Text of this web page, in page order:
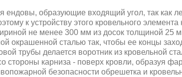
ендовы, образующие входящий угол, так как
к устройству этого кровельного
не менее 300 мм из досок толщиной 25
окрашенной сталью так, чтобы ее концы
трубы делается воротник из кровельной
стороны карниза - поверх кровли, образуя
безопасности обрешетка и